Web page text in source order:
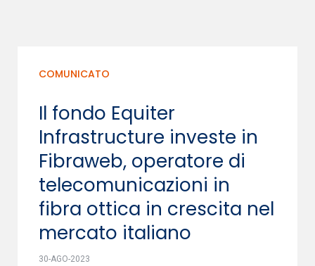
COMUNICATO
Il fondo Equiter
Infrastructure investe in
Fibraweb, operatore di
telecomunicazioni in
fibra ottica in crescita nel
mercato italiano
30-AGO-2023